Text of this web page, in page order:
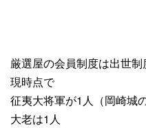
厳選屋の会員制度は出世制
現時点で
征夷大将軍が1人（岡崎城
大老は1人